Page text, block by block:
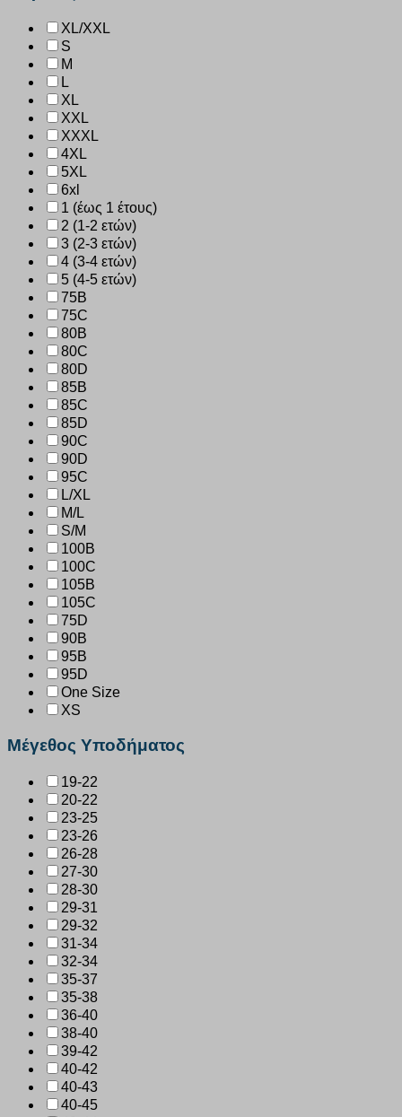
XL/XXL
S
M
L
XL
XXL
XXXL
4XL
5XL
6xl
1 (έως 1 έτους)
2 (1-2 ετών)
3 (2-3 ετών)
4 (3-4 ετών)
5 (4-5 ετών)
75B
75C
80B
80C
80D
85B
85C
85D
90C
90D
95C
L/XL
M/L
S/M
100B
100C
105B
105C
75D
90B
95B
95D
One Size
XS
Μέγεθος Υποδήματος
19-22
20-22
23-25
23-26
26-28
27-30
28-30
29-31
29-32
31-34
32-34
35-37
35-38
36-40
38-40
39-42
40-42
40-43
40-45